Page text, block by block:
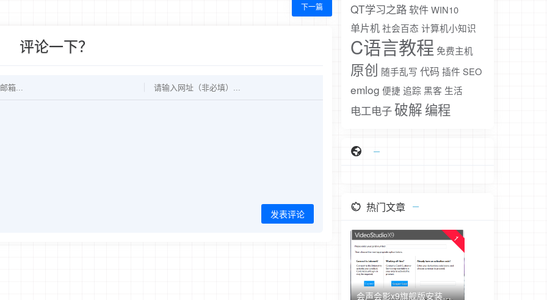
下一篇
评论一下？
发表评论
QT学习之路软件WIN10
单片机社会百态 计算机小知识
C语言教程 免费主机
原创 随手乱写 代码 插件 SEO
emlog 便捷追踪 黑客 生活
电工电子破解 编程
热门文章
1
会声会影x9旗舰版安装破解汉化教程（附上安装包+注册机+汉化包）